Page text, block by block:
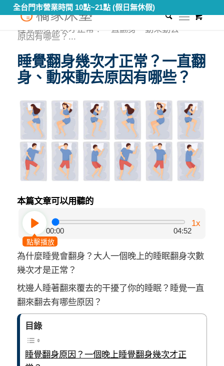
全台門市營業時間 10點~21點 (假日無休假)
您現在的位置： 首頁 /知識專區 /
健康睡眠教室 /
睡覺翻身幾次才正常？一直翻身、動來動去
原因有哪些？...
睡覺翻身幾次才正常？一直翻
身、動來動去原因有哪些？
本篇文章可以用聽的
點擊播放
00:00 04:52
1x
為什麼睡覺會翻身？大人一個晚上的睡眠翻身次數
幾次才是正常？
枕邊人睡著翻來覆去的干擾了你的睡眠？睡覺一直
翻來翻去有哪些原因？
目錄
睡覺翻身原因？一個晚上睡覺翻身幾次才正